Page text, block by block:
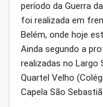
período da Guerra
foi realizada em
Belém, onde hoje
Ainda segundo a
realizadas no Largo
Quartel Velho
Capela São